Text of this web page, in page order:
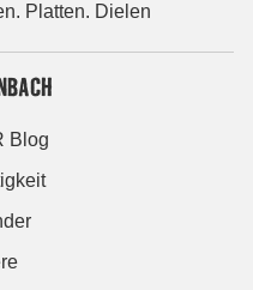
Platten. Dielen
Blog